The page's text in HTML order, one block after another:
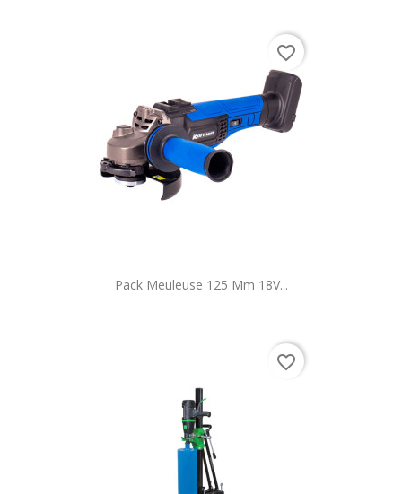
Pack Meuleuse 125 Mm 18V...
favorite_border
favorite_border